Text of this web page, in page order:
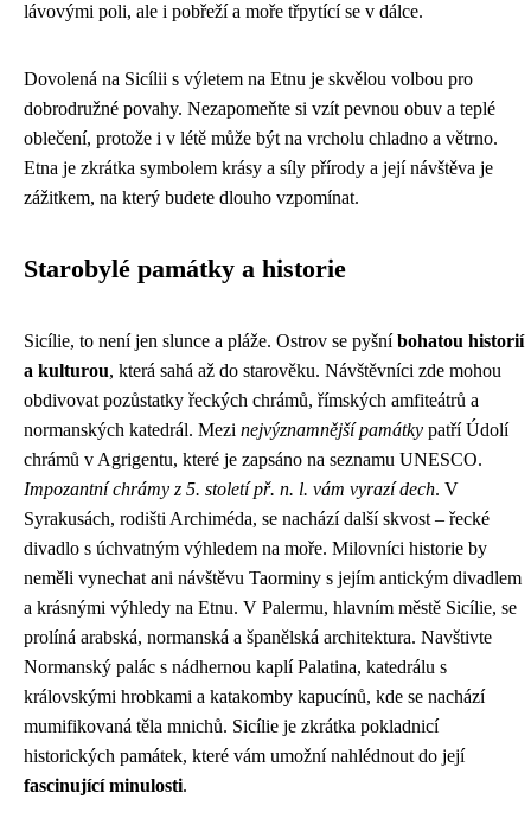
lávovými poli, ale i pobřeží a moře třpytící se v dálce.
Dovolená na Sicílii s výletem na Etnu je skvělou volbou pro
dobrodružné povahy. Nezapomeňte si vzít pevnou obuv a teplé
oblečení, protože i v létě může být na vrcholu chladno a větrno.
Etna je zkrátka symbolem krásy a síly přírody a její návštěva je
zážitkem, na který budete dlouho vzpomínat.
Starobylé památky a historie
Sicílie, to není jen slunce a pláže. Ostrov se pyšníbohatou historií
a kulturou, která sahá až do starověku. Návštěvníci zde mohou
obdivovat pozůstatky řeckých chrámů, římských amfiteátrů a
normanských katedrál. Mezi nejvýznamnější památky patří Údolí
chrámů v Agrigentu, které je zapsáno na seznamu UNESCO.
Impozantní chrámy z 5. století př. n. l. vám vyrazí dech. V
Syrakusách, rodišti Archiméda, se nachází další skvost – řecké
divadlo s úchvatným výhledem na moře. Milovníci historie by
neměli vynechat ani návštěvu Taorminy s jejím antickým divadlem
a krásnými výhledy na Etnu. V Palermu, hlavním městě Sicílie, se
prolíná arabská, normanská a španělská architektura. Navštivte
Normanský palác s nádhernou kaplí Palatina, katedrálu s
královskými hrobkami a katakomby kapucínů, kde se nachází
mumifikovaná těla mnichů. Sicílie je zkrátka pokladnicí
historických památek, které vám umožní nahlédnout do její
fascinující minulosti.